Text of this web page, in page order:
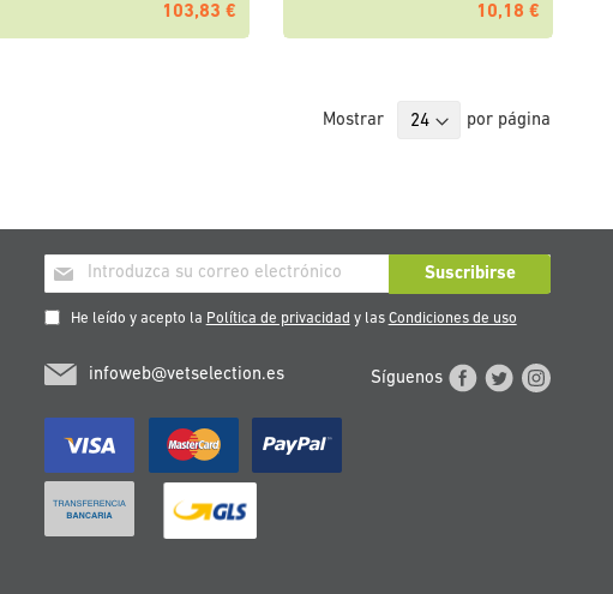
103,83 € 10,18 €
Mostrar por página
Inscríbase
a
nuestro
de
Suscribirse
He leído y acepto la Política de privacidad y las Condiciones de uso
infoweb@vetselection.es Síguenos